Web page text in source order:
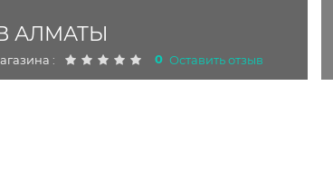
АЛМАТЫ
: 0 Оставить отзыв